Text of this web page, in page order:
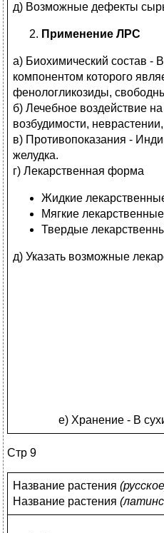
д) Возможные дефекты
Применение ЛРС
а) Биохимический состав -
компонентом которого
фенологликозиды,
б) Лечебное воздействие
возбудимости,
в) Противопоказания -
желудка.
г) Лекарственная форма
Жидкие
Мягкие
Твердые
д) Указать возможные
е) Хранение - В
Стр 9
Название растения (
Название растения (